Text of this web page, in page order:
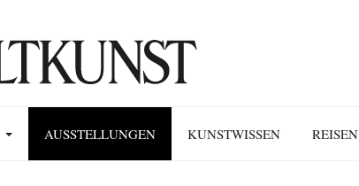
AUSSTELLUNGEN KUNSTWISSEN REISEN